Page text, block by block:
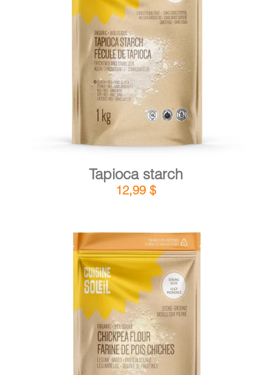
ADD TO CART / DETAILS
Tapioca starch
12,99 $
ADD TO CART / DETAILS